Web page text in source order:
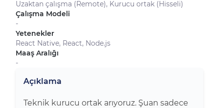
Uzaktan çalışma (Remote), Kurucu ortak (Hisseli)
Çalışma Modeli
-
Yetenekler
React Native, React, Node.js
Maaş Aralığı
-
Açıklama
Teknik kurucu ortak arıyoruz. Şuan sadece